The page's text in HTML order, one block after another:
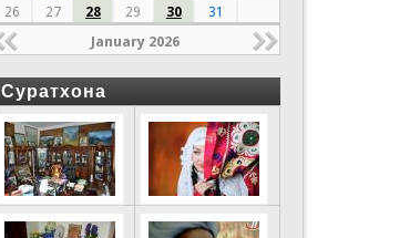
26
27 28 29 30 31
January 2026
Суратхона